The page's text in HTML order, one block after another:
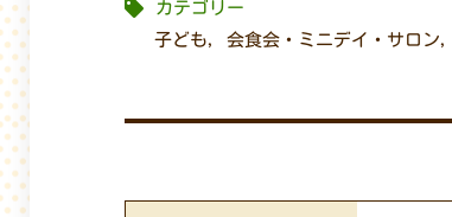
カテゴリー
子ども, 会食会・ミニデイ・サロン,